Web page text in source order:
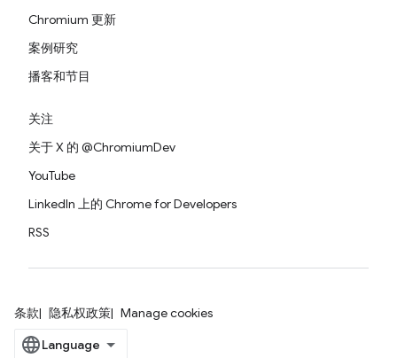
Chromium 更新
案例研究
播客和节目
关注
关于 X 的 @ChromiumDev
YouTube
LinkedIn 上的 Chrome for Developers
RSS
条款 隐私权政策 Manage cookies